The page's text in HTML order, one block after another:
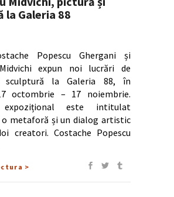
la Galeria 88
Popescu Ghergani și
expun noi lucrări de
sculptură la Galeria 88, în
octombrie – 17 noiembrie.
expozițional este intitulat
o metaforă și un dialog artistic
creatori. Costache Popescu
>